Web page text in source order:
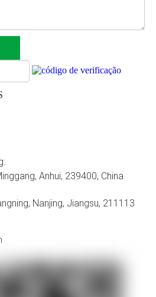
Anhui, 239400, China
Nanjing, Jiangsu, 211113